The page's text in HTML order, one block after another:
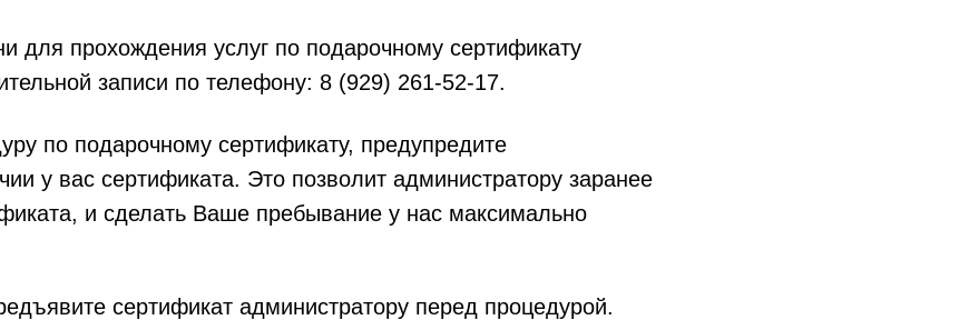
для прохождения услуг по подарочному сертификату
записи по телефону: 8 (929) 261-52-17.
по подарочному сертификату, предупредите
у вас сертификата. Это позволит администратору заранее
и сделать Ваше пребывание у нас максимально
сертификат администратору перед процедурой.